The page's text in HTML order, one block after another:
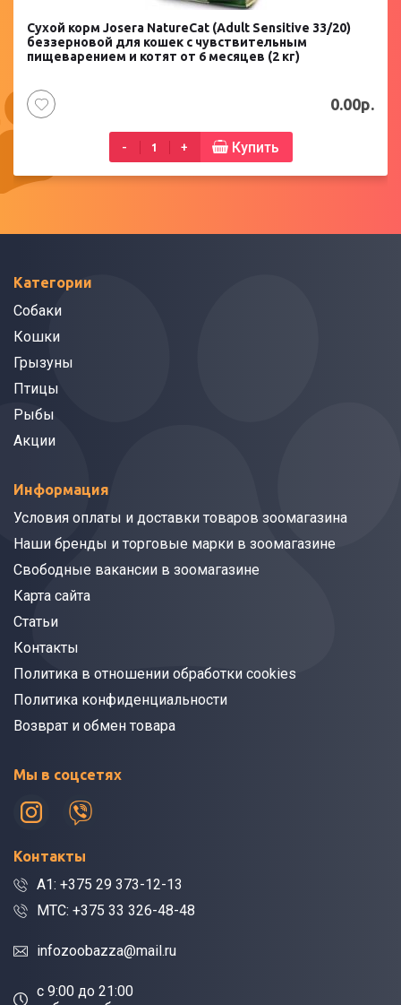
Сухой корм Josera NatureCat (Adult Sensitive 33/20)
беззерновой для кошек с чувствительным
пищеварением и котят от 6 месяцев (2 кг)
0.00р.
- + Купить
Категории
Собаки
Кошки
Грызуны
Птицы
Рыбы
Акции
Информация
Условия оплаты и доставки товаров зоомагазина
Наши бренды и торговые марки в зоомагазине
Свободные вакансии в зоомагазине
Карта сайта
Статьи
Контакты
Политика в отношении обработки cookies
Политика конфиденциальности
Возврат и обмен товара
Мы в соцсетях
Контакты
A1: +375 29 373-12-13
МТС: +375 33 326-48-48
infozoobazza@mail.ru
c 9:00 до 21:00